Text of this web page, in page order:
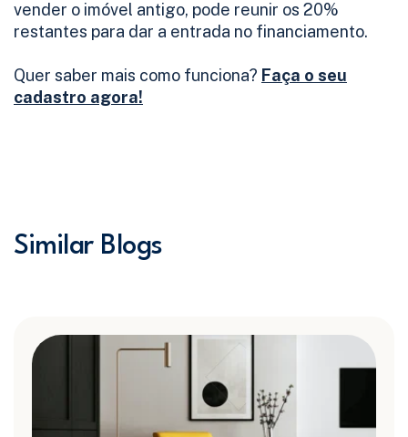
vender o imóvel antigo, pode reunir os 20%
restantes para dar a entrada no financiamento.
Quer saber mais como funciona? Faça o seu
cadastro agora!
Similar Blogs